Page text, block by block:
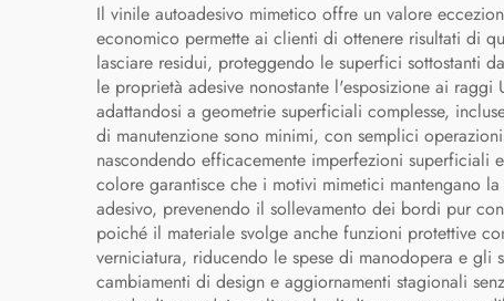
Il vinile autoadesivo mimetico offre un valore
economico permette ai clienti di ottenere risultati di
lasciare residui, proteggendo le superfici sottostanti
le proprietà adesive nonostante l'esposizione ai
adattandosi a geometrie superficiali complesse,
di manutenzione sono minimi, con semplici
nascondendo efficacemente imperfezioni
colore garantisce che i motivi mimetici mantengano
adesivo, prevenendo il sollevamento dei bordi pur
poiché il materiale svolge anche funzioni protettive
verniciatura, riducendo le spese di manodopera e
cambiamenti di design e aggiornamenti stagionali